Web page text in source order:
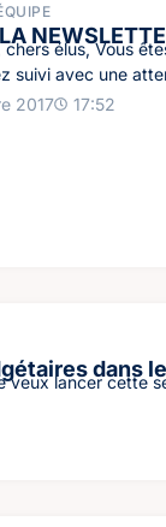
LA
chers élus, Vous
suivi avec une
2017
17:52
dans
veux lancer